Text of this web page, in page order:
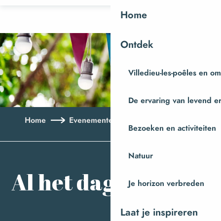
contenu
principal
Home
Ontdek
Villedieu-les-poêles en
De ervaring van levend
Bezoeken en activiteiten
Natuur
Je horizon verbreden
Laat je inspireren
Home Evenementen
Al het dagboek